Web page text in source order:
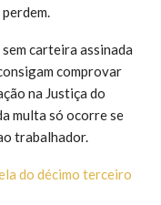
carteira assinada
comprovar
na Justiça do
multa só ocorre se
trabalhador.
do décimo terceiro